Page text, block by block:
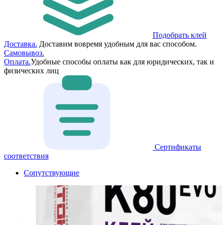
Подобрать клей
Доставка. Доставим вовремя удобным для вас способом.
Самовывоз.
Оплата.Удобные способы оплаты как для юридических, так и
физических лиц
Сертификаты
соответствия
Сопутствующие